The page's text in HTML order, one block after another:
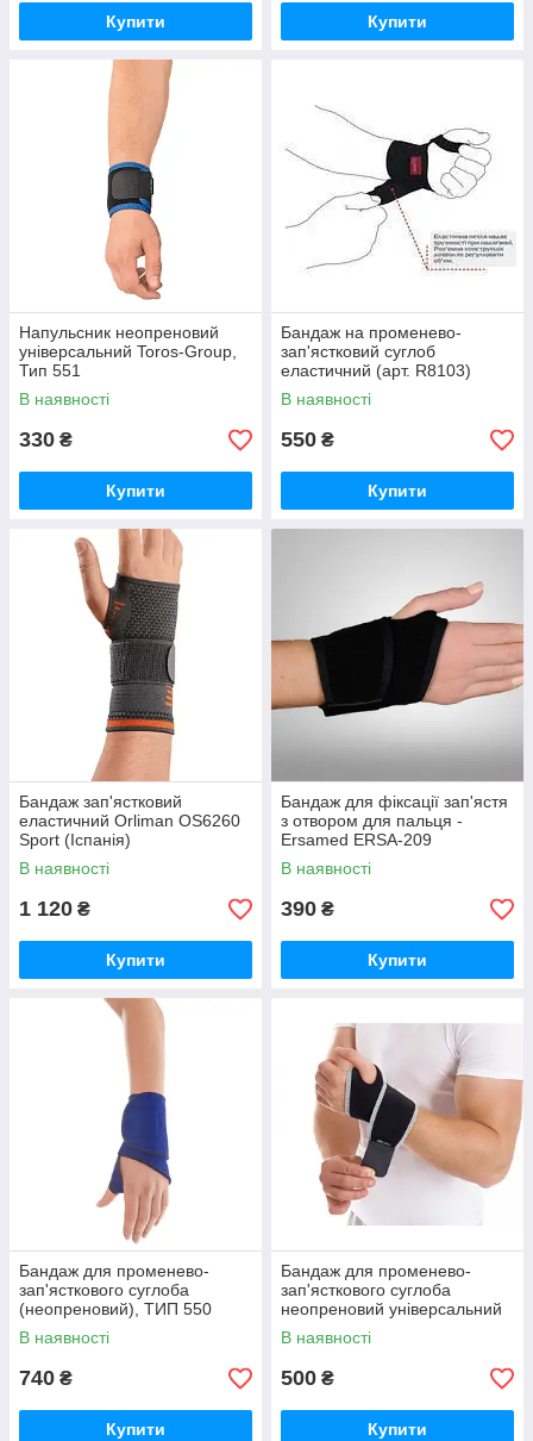
Купити Купити
Напульсник неопреновий
універсальний Toros-Group,
Тип 551
В наявності
330 ₴
Купити
Бандаж на променево-
зап'ястковий суглоб
еластичний (арт. R8103)
В наявності
550 ₴
Купити
Бандаж зап'ястковий
еластичний Orliman OS6260
Sport (Іспанія)
В наявності
1 120 ₴
Купити
Бандаж для фіксації зап'ястя
з отвором для пальця -
Ersamed ERSA-209
В наявності
390 ₴
Купити
Бандаж для променево-
зап'ясткового суглоба
(неопреновий), ТИП 550
В наявності
740 ₴
Купити
Бандаж для променево-
зап'ясткового суглоба
неопреновий універсальний
Toros-Group, Тип 500
В наявності
500 ₴
Купити